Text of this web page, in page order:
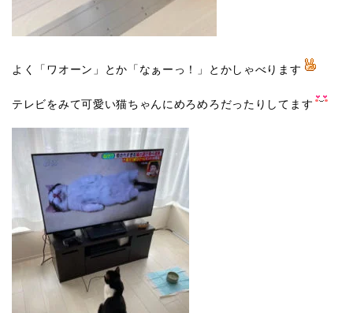
よく「ワオーン」とか「なぁーっ！」とかしゃべります
テレビをみて可愛い猫ちゃんにめろめろだったりしてます